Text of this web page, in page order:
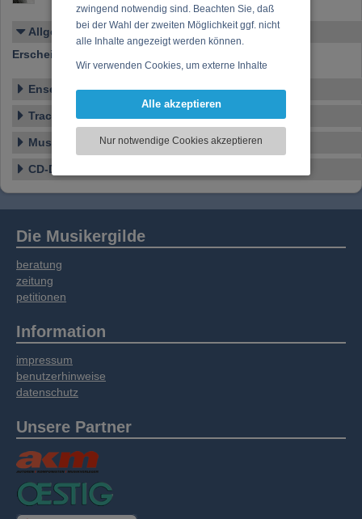
zwingend notwendig sind. Beachten Sie, daß
bei der Wahl der zweiten Möglichkeit ggf. nicht
alle Inhalte angezeigt werden können.
Wir verwenden Cookies, um externe Inhalte
Funktionen für soziale Medien anbieten zu
zu analysieren. Dabei werden ggf.
Informationen zu Ihrer Verwendung unserer
soziale Medien, Werbung und Analysen
weitergegeben. Unsere Partner führen diese
Informationen möglicherweise mit weiteren
Daten zusammen, die Sie bereitgestellt haben
oder die sie im Rahmen Ihrer Nutzung der
Alle akzeptieren
Nur notwendige Cookies akzeptieren
Allgemeines
Erscheinen bei:
Ensemble
Tracklist
Musikstil
CD-Details
Die Musikergilde
beratung
zeitung
petitionen
Information
impressum
benutzerhinweise
datenschutz
Unsere Partner